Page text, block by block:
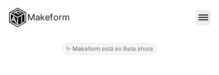
Makeform
✨ Makeform está en Beta ahora